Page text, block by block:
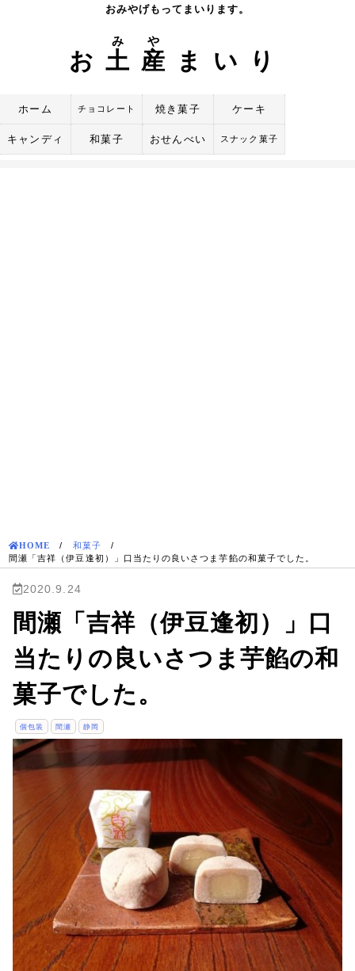
おみやげもってまいります。
お 土
み
産
や
まいり
ホーム チョコレート 焼き菓子 ケーキ
キャンディ 和菓子 おせんべい スナック菓子
HOME / 和菓子 /
間瀬「吉祥（伊豆逢初）」口当たりの良いさつま芋餡の和菓子でした。
2020.9.24
間瀬「吉祥（伊豆逢初）」口
当たりの良いさつま芋餡の和
菓子でした。
個包装 間瀬 静岡